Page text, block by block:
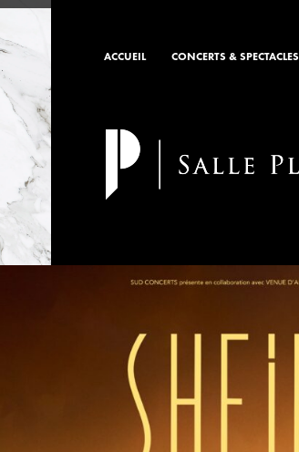
ACCUEIL CONCERTS & SPECTACLES